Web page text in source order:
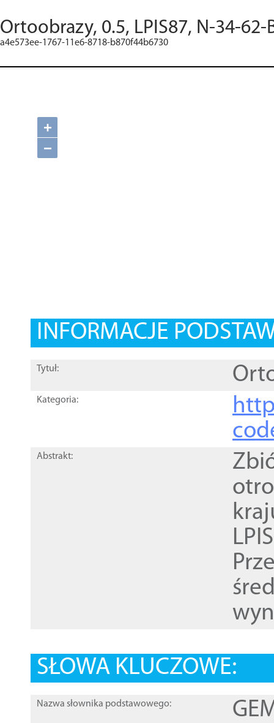
Ortoobrazy, 0.5, LPIS87, N-34-62-
a4e573ee-1767-11e6-8718-b870f44b6730
+
−
INFORMACJE
Tytuł:
Kategoria:
Abstrakt:
SŁOWA KLUCZOWE:
Nazwa słownika podstawowego: